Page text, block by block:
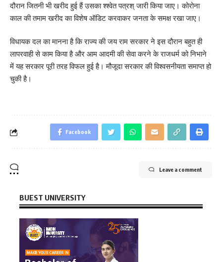
दौरान जितनी भी खरीद हुई हैं उसका श्श्वेत पत्रश् जारी किया जाए। कोरोना
काल की तमाम खरीद का विशेष ऑडिट करवाकर जनता के समक्ष रखा जाए।
विधायक दल का मानना है कि राज्य की जय राम सरकार ने इस दौरान बहुत ही
लापरवाही से काम किया है और आम आदमी की सेवा करने के राजधर्म को निभाने
में यह सरकार पूरी तरह विफल हुई है। मौजूदा सरकार की विश्वसनीयता समाप्त हो
चुकी है।
Facebook
Leave a comment
BUEST UNIVERSITY